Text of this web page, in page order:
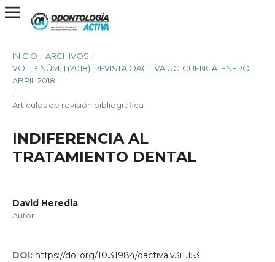
INICIO / ARCHIVOS /
VOL. 3 NÚM. 1 (2018): REVISTA OACTIVA UC-CUENCA. ENERO-
ABRIL 2018
/
Artículos de revisión bibliográfica
INDIFERENCIA AL
TRATAMIENTO DENTAL
David Heredia
Autor
DOI: https://doi.org/10.31984/oactiva.v3i1.153